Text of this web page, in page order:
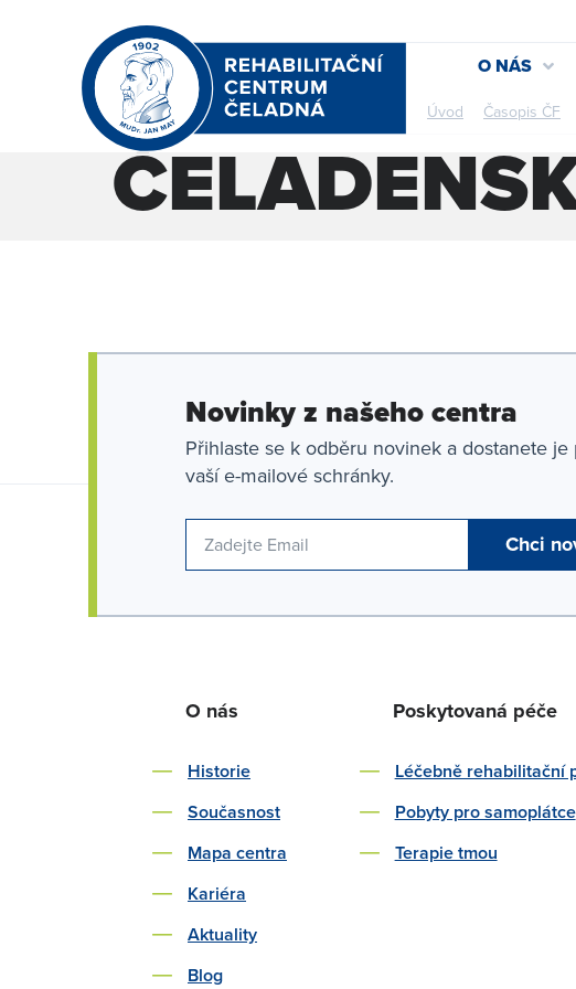
O NÁS
Úvod Časopis ČF
Novinky z našeho centra
Přihlaste se k odběru novinek a dostanete
vaší e-mailové schránky.
Chci
O nás
Historie
Současnost
Mapa centra
Kariéra
Aktuality
Blog
Poskytovaná péče
Léčebně rehabilitační
Pobyty pro samoplátce
Terapie tmou